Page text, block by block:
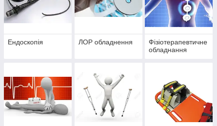
Ендоскопія ЛОР обладнення
Фізіотерапевтичне
обладнання